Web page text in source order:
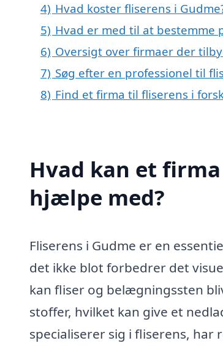
4) Hvad koster fliserens i
5) Hvad er med til at bestemme
6) Oversigt over firmaer der
7) Søg efter en professionel til
8) Find et firma til fliserens i
Hvad kan et
hjælpe med?
Fliserens i Gudme er en
det ikke blot forbedrer det
kan fliser og belægningssten
stoffer, hvilket kan give et
specialiserer sig i fliserens,